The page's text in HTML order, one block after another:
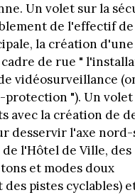
Un volet sur la
de l'effectif de
la création d'une
de rue "
vidéosurveillance
protection "). Un
avec la création de
desservir l'axe
l'Hôtel de Ville, des
et modes doux
pistes cyclables)